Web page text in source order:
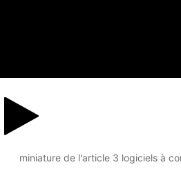
miniature de l'article 3 logiciels à